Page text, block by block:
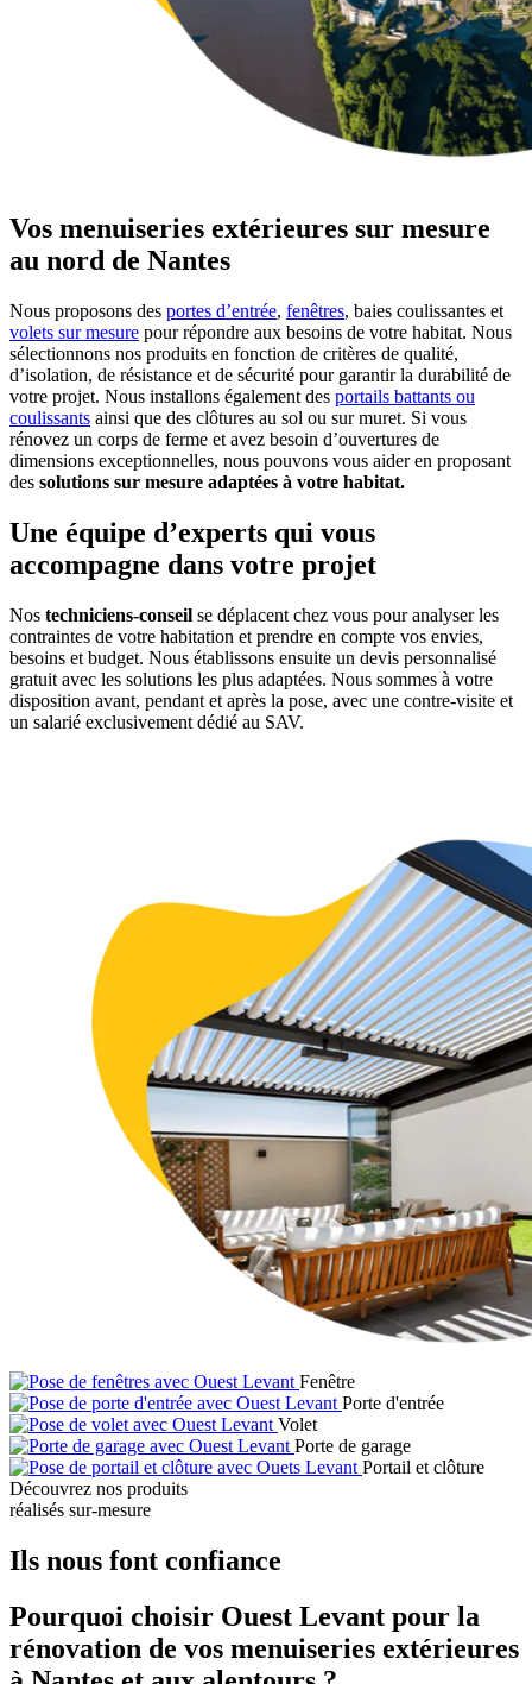
Vos menuiseries extérieures sur mesure
au nord de Nantes
Nous proposons des portes d’entrée, fenêtres, baies coulissantes et
volets sur mesure pour répondre aux besoins de votre habitat. Nous
sélectionnons nos produits en fonction de critères de qualité,
d’isolation, de résistance et de sécurité pour garantir la durabilité de
votre projet. Nous installons également des portails battants ou
coulissants ainsi que des clôtures au sol ou sur muret. Si vous
rénovez un corps de ferme et avez besoin d’ouvertures de
dimensions exceptionnelles, nous pouvons vous aider en proposant
des solutions sur mesure adaptées à votre habitat.
Une équipe d’experts qui vous
accompagne dans votre projet
Nos techniciens-conseil se déplacent chez vous pour analyser les
contraintes de votre habitation et prendre en compte vos envies,
besoins et budget. Nous établissons ensuite un devis personnalisé
gratuit avec les solutions les plus adaptées. Nous sommes à votre
disposition avant, pendant et après la pose, avec une contre-visite et
un salarié exclusivement dédié au SAV.
Fenêtre
Porte d'entrée
Volet
Porte de garage
Portail et clôture
Découvrez nos produits
réalisés sur-mesure
Ils nous font confiance
Pourquoi choisir Ouest Levant pour la
rénovation de vos menuiseries extérieures